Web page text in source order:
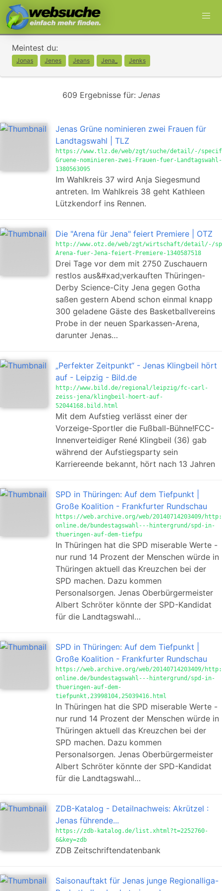
Meintest du:
Jonas Jenes Jeans Jena_ Jenks
609 Ergebnisse für: Jenas
Jenas Grüne nominieren zwei Frauen für
Landtagswahl | TLZ
https://www.tlz.de/web/zgt/suche/detail/-/
Gruene-nominieren-zwei-Frauen-fuer-Landtagswahl-
1380563095
Im Wahlkreis 37 wird Anja Siegesmund
antreten. Im Wahlkreis 38 geht Kathleen
Lützkendorf ins Rennen.
Die "Arena für Jena" feiert Premiere | OTZ
http://www.otz.de/web/zgt/wirtschaft/detail/-/
Arena-fuer-Jena-feiert-Premiere-1340587518
Drei Tage vor dem mit 2750 Zuschauern
restlos aus&#xad;verkauften Thüringen-
Derby Science-City Jena gegen Gotha
saßen gestern Abend schon einmal knapp
300 geladene Gäste des Basketballvereins
Probe in der neuen Sparkassen-Arena,
darunter Jenas…
„Perfekter Zeitpunkt“ - Jenas Klingbeil hört
auf - Leipzig - Bild.de
http://www.bild.de/regional/leipzig/fc-carl-
zeiss-jena/klingbeil-hoert-auf-
52044168.bild.html
Mit dem Aufstieg verlässt einer der
Vorzeige-Sportler die Fußball-Bühne!FCC-
Innenverteidiger René Klingbeil (36) gab
während der Aufstiegsparty sein
Karriereende bekannt, hört nach 13 Jahren
SPD in Thüringen: Auf dem Tiefpunkt |
Große Koalition - Frankfurter Rundschau
https://web.archive.org/web/20140714203409/
online.de/bundestagswahl---hintergrund/spd-in-
thueringen-auf-dem-tiefpu
In Thüringen hat die SPD miserable Werte -
nur rund 14 Prozent der Menschen würde in
Thüringen aktuell das Kreuzchen bei der
SPD machen. Dazu kommen
Personalsorgen. Jenas Oberbürgermeister
Albert Schröter könnte der SPD-Kandidat
für die Landtagswahl…
SPD in Thüringen: Auf dem Tiefpunkt |
Große Koalition - Frankfurter Rundschau
https://web.archive.org/web/20140714203409/
online.de/bundestagswahl---hintergrund/spd-in-
thueringen-auf-dem-
tiefpunkt,23998104,25039416.html
In Thüringen hat die SPD miserable Werte -
nur rund 14 Prozent der Menschen würde in
Thüringen aktuell das Kreuzchen bei der
SPD machen. Dazu kommen
Personalsorgen. Jenas Oberbürgermeister
Albert Schröter könnte der SPD-Kandidat
für die Landtagswahl…
ZDB-Katalog - Detailnachweis: Akrützel :
Jenas führende...
https://zdb-katalog.de/list.xhtml?t=2252760-
6&key=zdb
ZDB Zeitschriftendatenbank
Saisonauftakt für Jenas junge Regionalliga-